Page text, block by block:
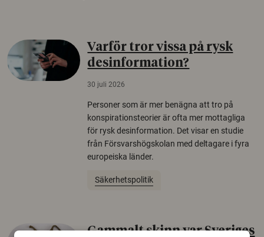
Varför tror vissa på rysk
desinformation?
30 juli 2026
Personer som är mer benägna att tro på
konspirationsteorier är ofta mer mottagliga
för rysk desinformation. Det visar en studie
från Försvarshögskolan med deltagare i fyra
europeiska länder.
Säkerhetspolitik
Gammalt skinn var Sveriges